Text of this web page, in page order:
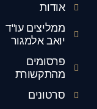
אודות
ממליצים עו"ד
יואב אלמגור
פרסומים
מהתקשורת
סרטונים